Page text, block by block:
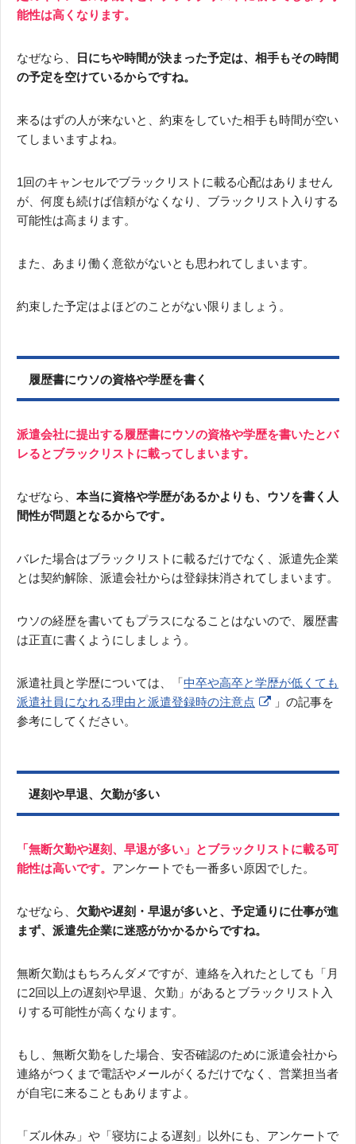
能性は高くなります。
なぜなら、
日にちや時間が決まった予定は、相手もその時間
の予定を空けているからですね。
来るはずの人が来ないと、約束をしていた相手も時間が空い
てしまいますよね。
1回のキャンセルでブラックリストに載る心配はありません
が、何度も続けば信頼がなくなり、ブラックリスト入りする
可能性は高まります。
また、あまり働く意欲がないとも思われてしまいます。
約束した予定はよほどのことがない限りましょう。
履歴書にウソの資格や学歴を書く
派遣会社に提出する履歴書にウソの資格や学歴を書いたとバ
レるとブラックリストに載ってしまいます。
なぜなら、 本当に資格や学歴があるかよりも、ウソを書く人
間性が問題となるからです。
バレた場合はブラックリストに載るだけでなく、派遣先企業
とは契約解除、派遣会社からは登録抹消されてしまいます。
ウソの経歴を書いてもプラスになることはないので、履歴書
は正直に書くようにしましょう。
派遣社員と学歴については、「中卒や高卒と学歴が低くても
派遣社員になれる理由と派遣登録時の注意点
」の記事を
参考にしてください。
遅刻や早退、欠勤が多い
「無断欠勤や遅刻、早退が多い」とブラックリストに載る可
能性は高いです。 アンケートでも一番多い原因でした。
なぜなら、 欠勤や遅刻・早退が多いと、予定通りに仕事が進
まず、派遣先企業に迷惑がかかるからですね。
無断欠勤はもちろんダメですが、連絡を入れたとしても「月
に2回以上の遅刻や早退、欠勤」があるとブラックリスト入
りする可能性が高くなります。
もし、無断欠勤をした場合、安否確認のために派遣会社から
連絡がつくまで電話やメールがくるだけでなく、営業担当者
が自宅に来ることもありますよ。
「ズル休み」や「寝坊による遅刻」以外にも、アンケートで